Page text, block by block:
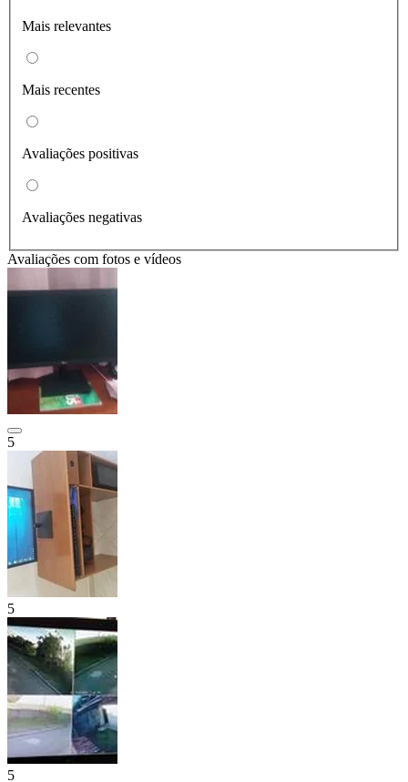
Mais relevantes
Mais recentes
Avaliações positivas
Avaliações negativas
Avaliações com fotos e vídeos
5
5
5